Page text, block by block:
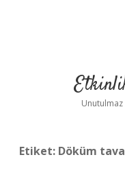
Unutulmaz
Etiket: Döküm